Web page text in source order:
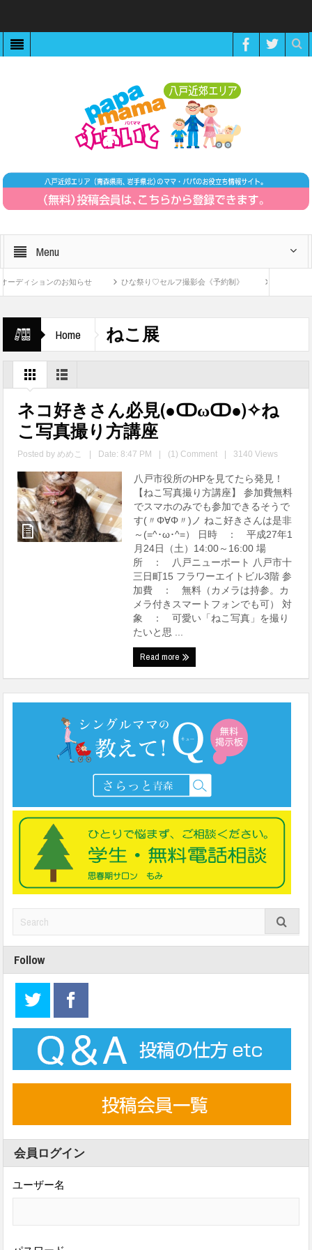
Menu
ィションのお知らせ ひな祭り♡セルフ撮影会《予約制》 ZOOMで繋
Home ねこ展
ネコ好きさん必見(●ↀωↀ●)✧ね
こ写真撮り方講座
Posted byめめこ Date: 8:47 PM (1) Comment 3140 Views
八戸市役所のHPを見てたら発見！
【ねこ写真撮り方講座】 参加費無料
でスマホのみでも参加できるそうで
す(〃Φ∀Φ〃)ノ ねこ好きさんは是非
～(=^･ω･^=） 日時 ： 平成27年1
月24日（土）14:00～16:00 場
所 ： 八戸ニューポート 八戸市十
三日町15 フラワーエイトビル3階 参
加費 ： 無料（カメラは持参。カ
メラ付きスマートフォンでも可） 対
象 ： 可愛い「ねこ写真」を撮り
たいと思 ...
Read more
Follow
会員ログイン
ユーザー名